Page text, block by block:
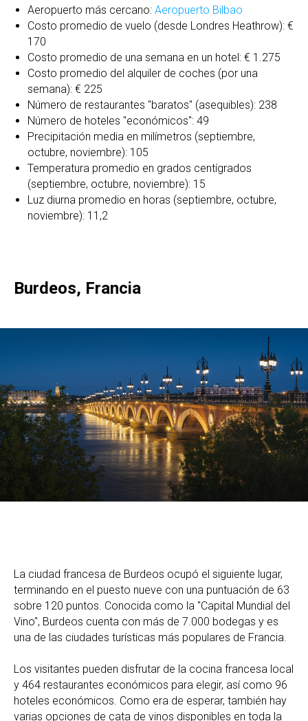
Aeropuerto más cercano: Aeropuerto Bilbao
Costo promedio de vuelo (desde Londres Heathrow): €
170
Costo promedio de una semana en un hotel: € 1.275
Costo promedio del alquiler de coches (por una
semana): € 225
Número de restaurantes "baratos" (asequibles): 238
Número de hoteles "económicos": 49
Precipitación media en milímetros (septiembre,
octubre, noviembre): 105
Temperatura promedio en grados centígrados
(septiembre, octubre, noviembre): 15
Luz diurna promedio en horas (septiembre, octubre,
noviembre): 11,2
Burdeos, Francia
La ciudad francesa de Burdeos ocupó el siguiente lugar,
terminando en el puesto nueve con una puntuación de 63
sobre 120 puntos. Conocida como la "Capital Mundial del
Vino", Burdeos cuenta con más de 7.000 bodegas y es
una de las ciudades turísticas más populares de Francia.
Los visitantes pueden disfrutar de la cocina francesa local
y 464 restaurantes económicos para elegir, así como 96
hoteles económicos. Como era de esperar, también hay
varias opciones de cata de vinos disponibles en toda la